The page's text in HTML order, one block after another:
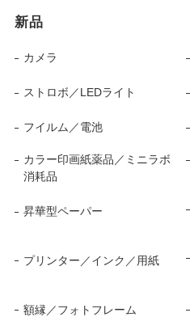
新品
カメラ
ストロボ／LEDライト
フイルム／電池
カラー印画紙薬品／ミニラボ
消耗品
昇華型ペーパー
プリンター／インク／用紙
額縁／フォトフレーム